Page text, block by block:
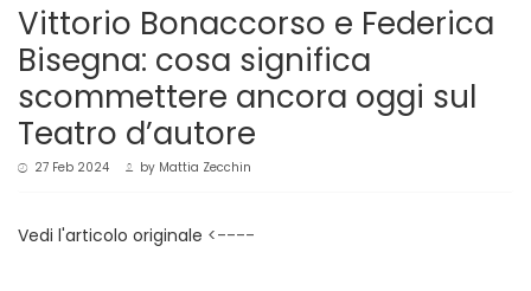
Vittorio Bonaccorso e Federica
Bisegna: cosa significa
scommettere ancora oggi sul
Teatro d’autore
27 Feb 2024 by Mattia Zecchin
Vedi l'articolo originale <----